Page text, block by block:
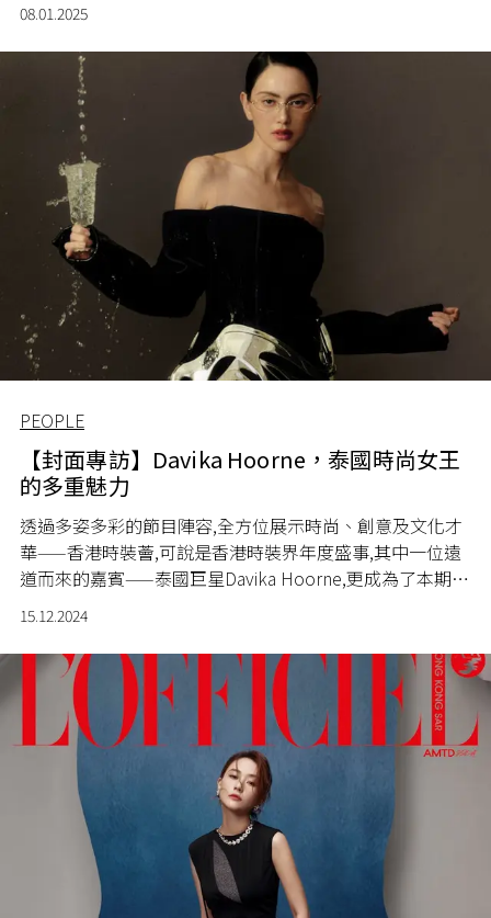
外界的聲音還是內心的掙扎，他始終堅持做最好的自己，
迎接每天的新挑戰。
08.01.2025
PEOPLE
【封面專訪】Davika Hoorne，泰國時尚女王
的多重魅力
透過多姿多彩的節目陣容,全方位展示時尚、創意及文化才
華——香港時裝薈,可說是香港時裝界年度盛事,其中一位遠
道而來的嘉賓——泰國巨星Davika Hoorne,更成為了本期的
15.12.2024